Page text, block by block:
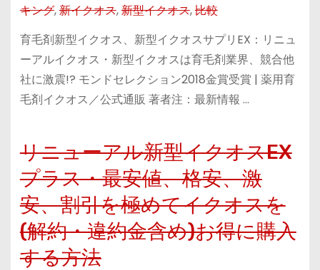
キング,新イクオス,新型イクオス,比較
育毛剤新型イクオス、新型イクオスサプリEX：リニュ
ーアルイクオス・新型イクオスは育毛剤業界、競合他
社に激震!? モンドセレクション2018金賞受賞 | 薬用育
毛剤イクオス／公式‎通販 著者注：最新情報 …
リニューアル新型イクオスEX
プラス・最安値、格安、激
安、割引を極めてイクオスを
(解約・違約金含め)お得に購入
する方法